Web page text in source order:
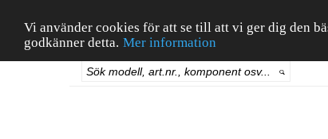
Vi använder cookies för att se till att vi ger dig den
godkänner detta. Mer information